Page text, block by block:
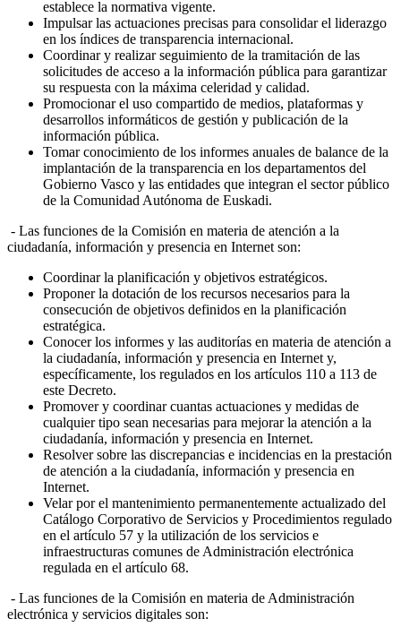
establece la normativa vigente.
Impulsar las actuaciones precisas para consolidar el liderazgo
en los índices de transparencia internacional.
Coordinar y realizar seguimiento de la tramitación de las
solicitudes de acceso a la información pública para garantizar
su respuesta con la máxima celeridad y calidad.
Promocionar el uso compartido de medios, plataformas y
desarrollos informáticos de gestión y publicación de la
información pública.
Tomar conocimiento de los informes anuales de balance de la
implantación de la transparencia en los departamentos del
Gobierno Vasco y las entidades que integran el sector público
de la Comunidad Autónoma de Euskadi.
- Las funciones de la Comisión en materia de atención a la
ciudadanía, información y presencia en Internet son:
Coordinar la planificación y objetivos estratégicos.
Proponer la dotación de los recursos necesarios para la
consecución de objetivos definidos en la planificación
estratégica.
Conocer los informes y las auditorías en materia de atención a
la ciudadanía, información y presencia en Internet y,
específicamente, los regulados en los artículos 110 a 113 de
este Decreto.
Promover y coordinar cuantas actuaciones y medidas de
cualquier tipo sean necesarias para mejorar la atención a la
ciudadanía, información y presencia en Internet.
Resolver sobre las discrepancias e incidencias en la prestación
de atención a la ciudadanía, información y presencia en
Internet.
Velar por el mantenimiento permanentemente actualizado del
Catálogo Corporativo de Servicios y Procedimientos regulado
en el artículo 57 y la utilización de los servicios e
infraestructuras comunes de Administración electrónica
regulada en el artículo 68.
- Las funciones de la Comisión en materia de Administración
electrónica y servicios digitales son: